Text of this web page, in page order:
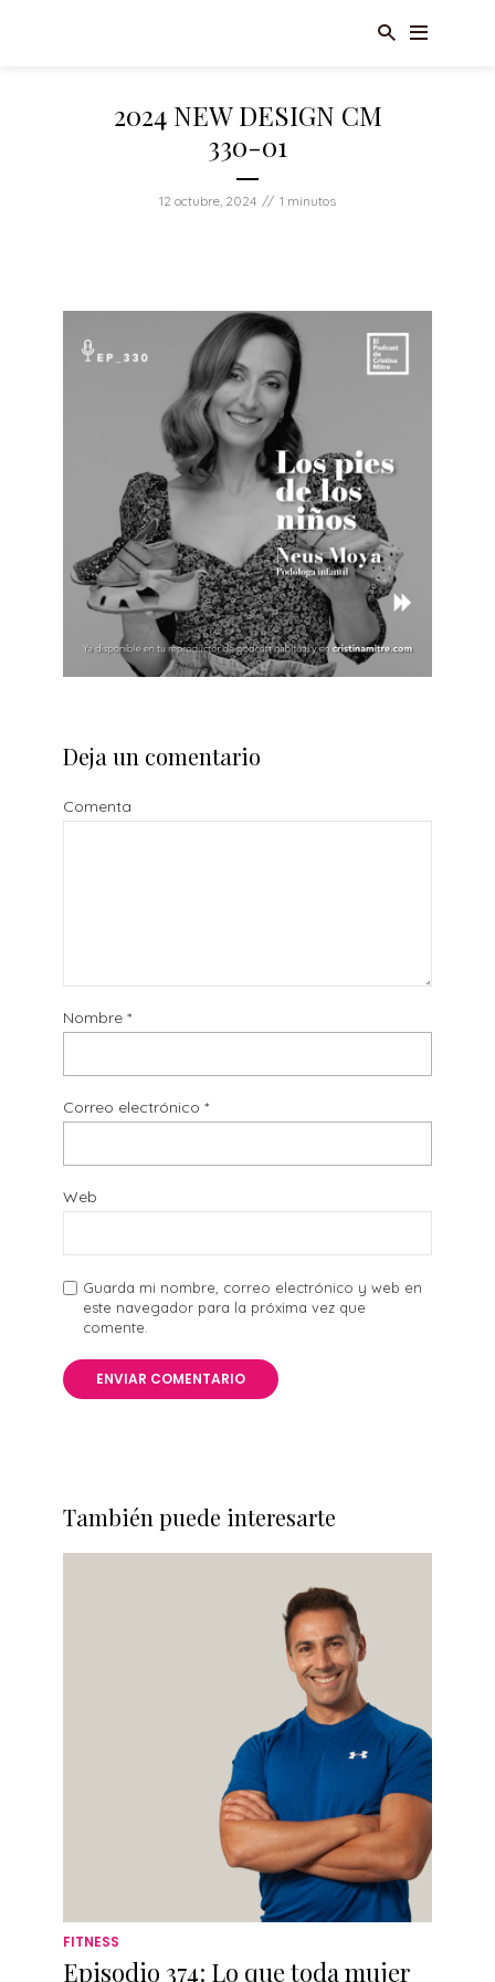
2024 NEW DESIGN CM
330-01
12 octubre, 2024 1 minutos
Deja un comentario
Comenta
Nombre *
Correo electrónico *
Web
Guarda mi nombre, correo electrónico y web en
este navegador para la próxima vez que
comente.
También puede interesarte
FITNESS
Episodio 374: Lo que toda mujer